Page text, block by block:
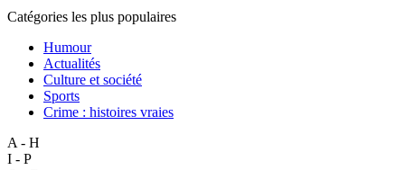
Catégories les plus populaires
Humour
Actualités
Culture et société
Sports
Crime : histoires vraies
A - H
I - P